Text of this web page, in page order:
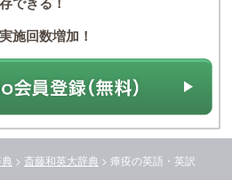
施回数増加！
> 斎藤和英大辞典 > 瘴疫の英語・英訳